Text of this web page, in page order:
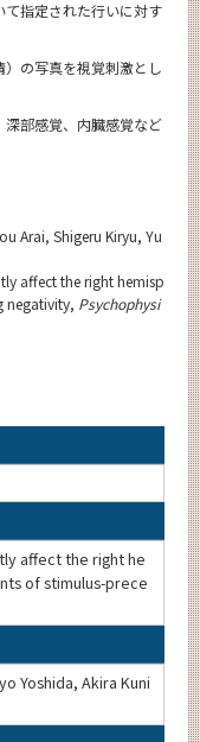
て指定された行いに対す
の写真を視覚刺激とし
深部感覚、内臓感覚など
Arai, Shigeru Kiryu, Yu
affect the right hemisp
negativity, Psychophysi
affect the right he
of stimulus-prece
Yoshida, Akira Kuni